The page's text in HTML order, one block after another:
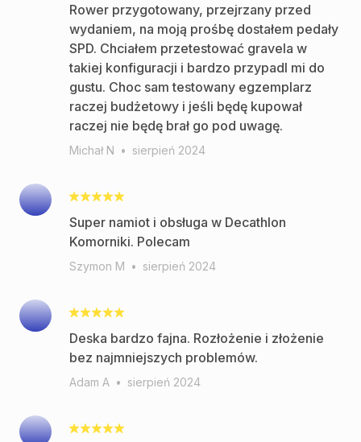
Rower przygotowany, przejrzany przed
wydaniem, na moją prośbę dostałem pedały
SPD. Chciałem przetestować gravela w
takiej konfiguracji i bardzo przypadl mi do
gustu. Choc sam testowany egzemplarz
raczej budżetowy i jeśli będę kupował
raczej nie będę brał go pod uwagę.
Michał N • sierpień 2024
Super namiot i obsługa w Decathlon
Komorniki. Polecam
Szymon M • sierpień 2024
Deska bardzo fajna. Rozłożenie i złożenie
bez najmniejszych problemów.
Adam A • sierpień 2024